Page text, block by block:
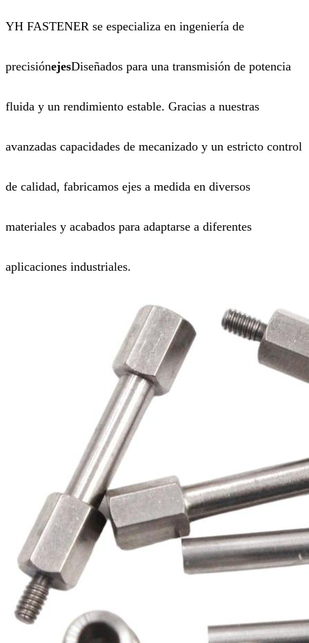
YH FASTENER se especializa en ingeniería de
precisiónejesDiseñados para una transmisión de potencia
fluida y un rendimiento estable. Gracias a nuestras
avanzadas capacidades de mecanizado y un estricto control
de calidad, fabricamos ejes a medida en diversos
materiales y acabados para adaptarse a diferentes
aplicaciones industriales.